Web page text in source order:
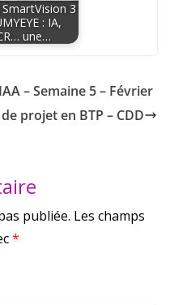
3
: IA,
une…
– Semaine 5 – Février
projet en BTP – CDD
publiée. Les champs
*